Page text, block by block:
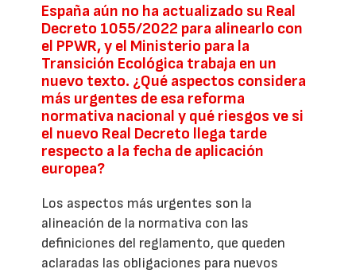
España aún no ha actualizado su Real
Decreto 1055/2022 para alinearlo con
el PPWR, y el Ministerio para la
Transición Ecológica trabaja en un
nuevo texto. ¿Qué aspectos considera
más urgentes de esa reforma
normativa nacional y qué riesgos ve si
el nuevo Real Decreto llega tarde
respecto a la fecha de aplicación
europea?
Los aspectos más urgentes son la
alineación de la normativa con las
definiciones del reglamento, que queden
aclaradas las obligaciones para nuevos